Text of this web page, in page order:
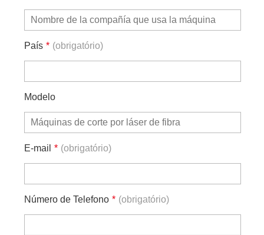
País * (obrigatório)
Modelo
E-mail * (obrigatório)
Número de Telefono * (obrigatório)